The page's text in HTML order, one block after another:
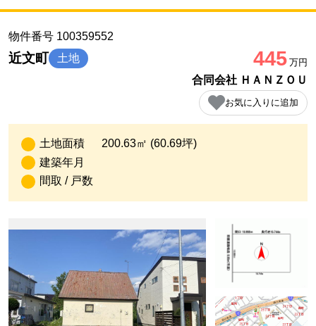
物件番号 100359552
近文町 土地 445 万円
合同会社 ＨＡＮＺＯＵ
お気に入りに追加
土地面積
200.63㎡ (60.69坪)
建築年月
間取 / 戸数